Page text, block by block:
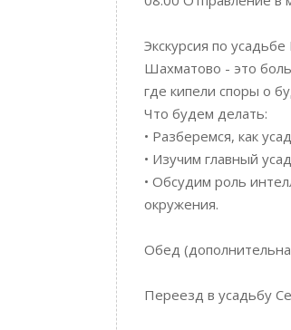
Экскурсия по
Шахматово - это
где кипели споры о
Что будем делать:
• Разберемся, как
• Изучим главный
• Обсудим роль
окружения.
Обед
Переезд в усадьбу